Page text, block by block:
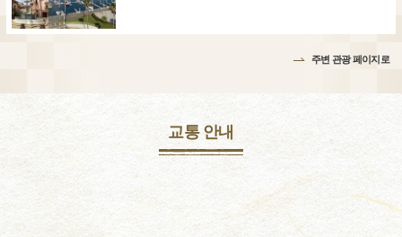
주변 관광 페이지로
교통 안내